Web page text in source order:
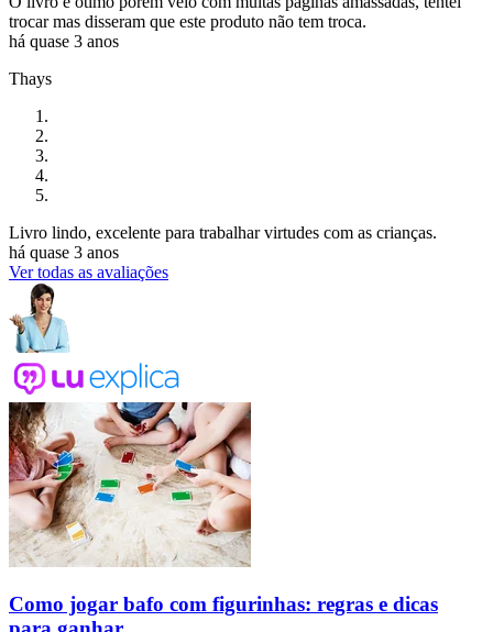
trocar mas disseram que este produto não tem troca.
há quase 3 anos
Thays
Livro lindo, excelente para trabalhar virtudes com as crianças.
há quase 3 anos
Ver todas as avaliações
Como jogar bafo com figurinhas: regras e dicas